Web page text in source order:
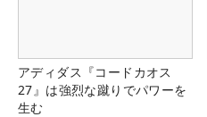
アディダス『コードカオス
27』は強烈な蹴りでパワーを
生む